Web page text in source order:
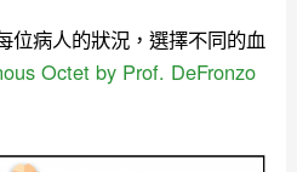
位病人的狀況，選擇不同的血
Octet by Prof. DeFronzo